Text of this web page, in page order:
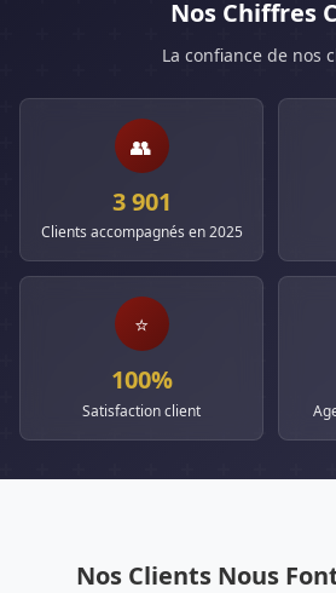
Nos Chiffres
La confiance de nos
👥
3 901
Clients accompagnés en 2025
⭐
100%
Satisfaction client
Nos Clients Nous